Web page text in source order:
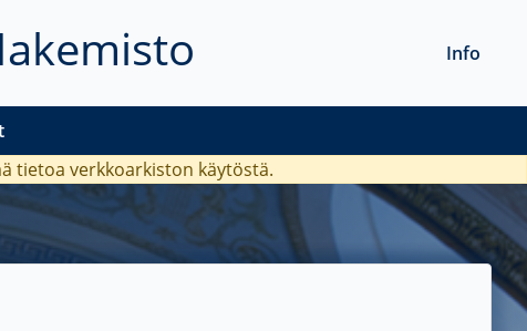
Info
tietoa verkkoarkiston käytöstä.